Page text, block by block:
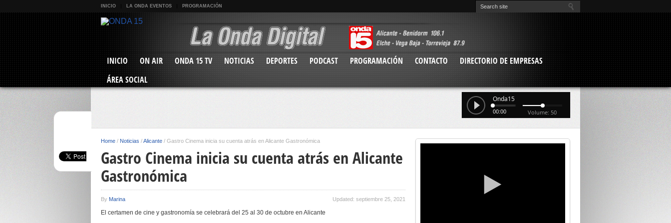
INICIO LA ONDA EVENTOS PROGRAMACIÓN
INICIO ON AIR ONDA 15 TV NOTICIAS DEPORTES PODCAST PROGRAMACIÓN CONTACTO
DIRECTORIO DE EMPRESAS
ÁREA SOCIAL
Onda15
00:00 Volume: 50
Home / Noticias /Alicante / Gastro Cinema inicia su cuenta atrás en Alicante Gastronómica
Gastro Cinema inicia su cuenta atrás en Alicante
Gastronómica
By Marina Updated: septiembre 25, 2021
El certamen de cine y gastronomía se celebrará del 25 al 30 de octubre en Alicante